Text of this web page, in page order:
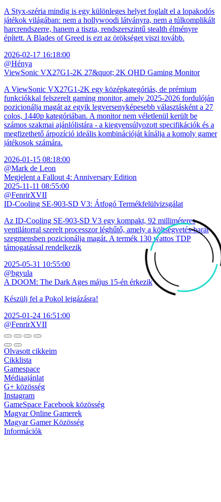
A Styx-széria mindig is egy különleges helyet foglalt el a lopakodós
játékok világában: nem a hollywoodi látványra, nem a túlkomplikált
harcrendszerre, hanem a tiszta, rendszerszintű stealth élményre
épített. A Blades of Greed is ezt az örökséget viszi tovább.
2026-02-17 16:18:00
@Hénya
ViewSonic VX27G1-2K 27&quot; 2K QHD Gaming Monitor
A ViewSonic VX27G1-2K egy középkategóriás, de prémium
funkciókkal felszerelt gaming monitor, amely 2025-2026 fordulóján
pozicionálja magát az egyik legversenyképesebb választásként a 27
colos, 1440p kategóriában. A monitor nem véletlenül került be
számos szakmai ajánlólistára - a kiegyensúlyozott specifikációk és a
megfizethető árpozíció ideális kombinációját kínálja a komoly gamer
játékosok számára.
2026-01-15 08:18:00
@Mark de Leon
Megjelent a Fallout 4: Anniversary Edition
2025-11-11 08:55:00
@FenrirXVII
ID-Cooling SE-903-SD V3: Átfogó Termékfelülvizsgálat
Az ID-Cooling SE-903-SD V3 egy kompakt, 92 milliméteres
ventilátorral szerelt processzor léghűtő, amely a költségvetés-barát
szegmensben pozicionálja magát. A termék 130 wattos TDP
támogatással rendelkezik
2025-05-31 10:55:00
@bgyula
A DOOM: The Dark Ages május 15-én érkezik
Készülj fel a Pokol leigázásra!
2025-01-24 16:51:00
@FenrirXVII
Olvasott cikkeim
Cikklista
Gamespace
Médiaajánlat
G+ közösség
Instagram
GameSpace Facebook közösség
Magyar Online Gamerek
Magyar Gamer Közösség
Információk